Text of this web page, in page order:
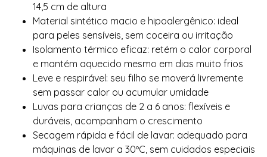
14,5 cm de altura
Material sintético macio e hipoalergênico: ideal
para peles sensíveis, sem coceira ou irritação
Isolamento térmico eficaz: retém o calor corporal
e mantém aquecido mesmo em dias muito frios
Leve e respirável: seu filho se moverá livremente
sem passar calor ou acumular umidade
Luvas para crianças de 2 a 6 anos: flexíveis e
duráveis, acompanham o crescimento
Secagem rápida e fácil de lavar: adequado para
máquinas de lavar a 30ºC, sem cuidados especiais